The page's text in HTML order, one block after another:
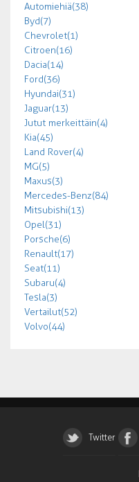
Automiehiä (38)
Byd (7)
Chevrolet (1)
Citroen (16)
Dacia (14)
Ford (36)
Hyundai (31)
Jaguar (13)
Jutut merkeittäin (4)
Kia (45)
Land Rover (4)
MG (5)
Maxus (3)
Mercedes-Benz (84)
Mitsubishi (13)
Opel (31)
Porsche (6)
Renault (17)
Seat (11)
Subaru (4)
Tesla (3)
Vertailut (52)
Volvo (44)
Twitter